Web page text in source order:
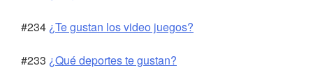
#234 ¿Te gustan los video juegos?
#233 ¿Qué deportes te gustan?